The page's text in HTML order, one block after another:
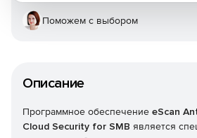
Описание
Программное обеспечение eScan
Cloud Security for SMB является
Поможем с выбором